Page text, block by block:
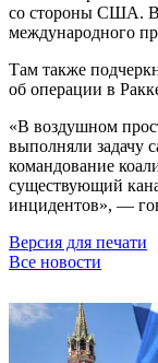
со стороны США. В
международного
Там также
об операции в
«В воздушном
выполняли задачу
командование
существующий
инцидентов», —
Версия для печати
Все новости